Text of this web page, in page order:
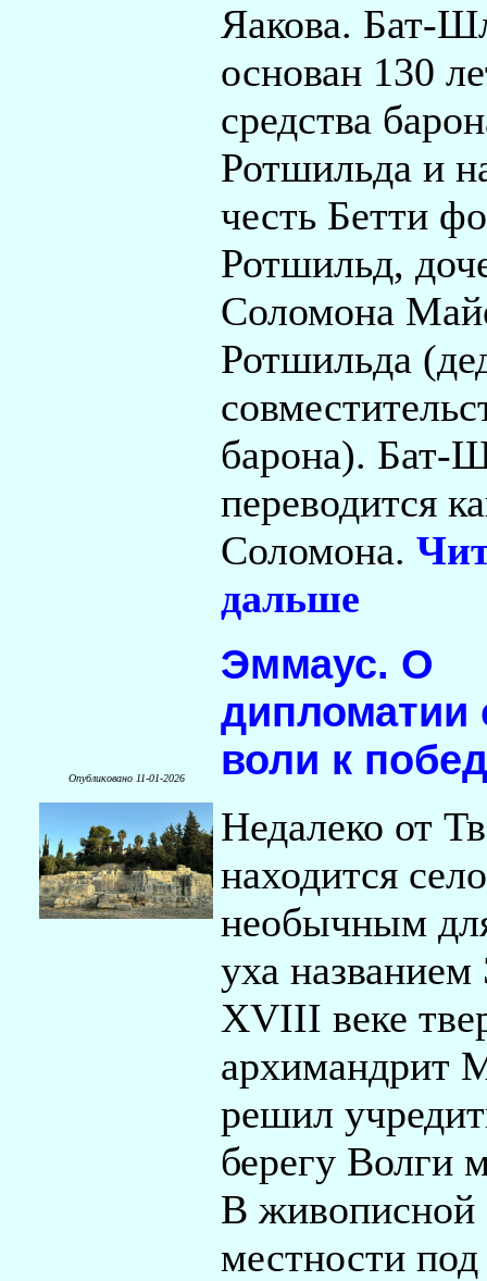
Яакова. Бат-
основан 130
средства
Ротшильда и
честь Бетти
Ротшильд,
Соломона
Ротшильда
барона). Бат-
переводится
Соломона.
дальше
Опубликовано 11-01-2026
Эммаус. О
дипломатии
воли к
Недалеко от
находится
необычным
уха
XVIII веке
архимандрит
решил
берегу Волги
В живописной
местности